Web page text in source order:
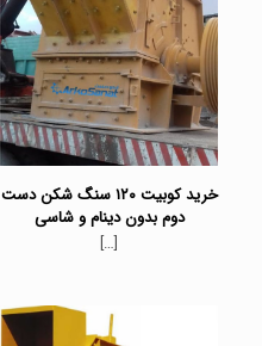
خرید کوبیت ۱۲۰ سنگ شکن دست
دوم بدون دینام و شاسی
[…]